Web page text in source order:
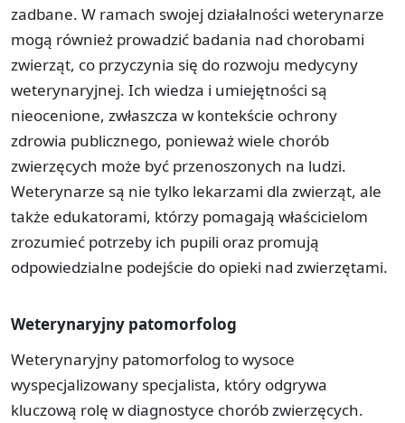
zadbane. W ramach swojej działalności weterynarze
mogą również prowadzić badania nad chorobami
zwierząt, co przyczynia się do rozwoju medycyny
weterynaryjnej. Ich wiedza i umiejętności są
nieocenione, zwłaszcza w kontekście ochrony
zdrowia publicznego, ponieważ wiele chorób
zwierzęcych może być przenoszonych na ludzi.
Weterynarze są nie tylko lekarzami dla zwierząt, ale
także edukatorami, którzy pomagają właścicielom
zrozumieć potrzeby ich pupili oraz promują
odpowiedzialne podejście do opieki nad zwierzętami.
Weterynaryjny patomorfolog
Weterynaryjny patomorfolog to wysoce
wyspecjalizowany specjalista, który odgrywa
kluczową rolę w diagnostyce chorób zwierzęcych.